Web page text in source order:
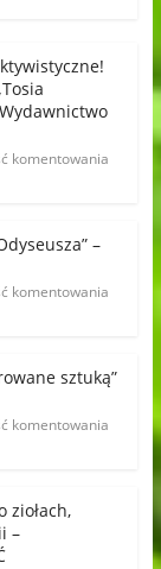
komentowania
–
komentowania
sztuką”
komentowania
ziołach,
–